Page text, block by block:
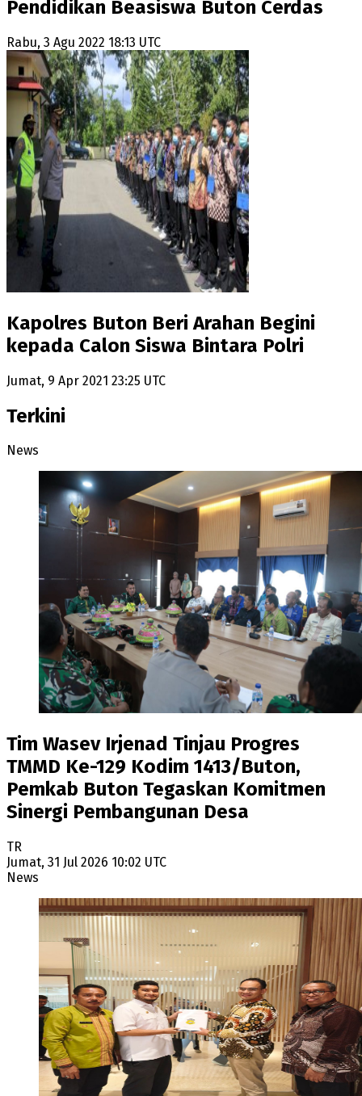
Pendidikan Beasiswa Buton Cerdas
Rabu, 3 Agu 2022 18:13 UTC
Kapolres Buton Beri Arahan Begini
kepada Calon Siswa Bintara Polri
Jumat, 9 Apr 2021 23:25 UTC
Terkini
News
Tim Wasev Irjenad Tinjau Progres
TMMD Ke-129 Kodim 1413/Buton,
Pemkab Buton Tegaskan Komitmen
Sinergi Pembangunan Desa
TR
Jumat, 31 Jul 2026 10:02 UTC
News